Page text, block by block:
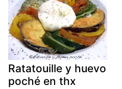
Ratatouille y huevo
poché en thx